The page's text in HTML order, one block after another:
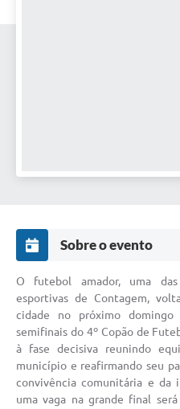
Sobre o evento
O futebol amador, uma das
esportivas de Contagem,
cidade no próximo
semifinais do 4º Copão de
à fase decisiva reunindo
município e reafirmando seu
convivência comunitária e da
uma vaga na grande final